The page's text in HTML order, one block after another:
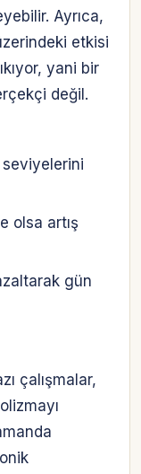
Ayrıca,
etkisi
yani bir
değil.
olsa artış
gün
çalışmalar,